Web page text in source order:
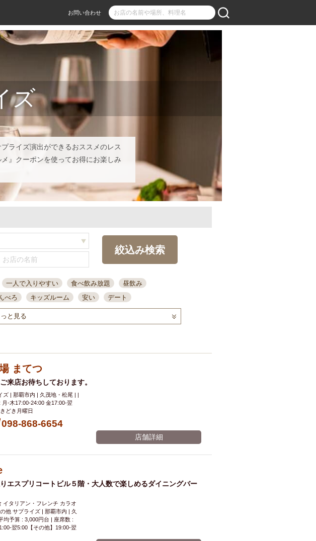
お問い合わせ
ズ
ライズ演出ができるおススメのレス
』クーポンを使ってお得にお楽しみ
絞込み検索
一人で入りやすい 食べ飲み放題
昼飲み
べろ キッズルーム 安い
デート
大人数
ンスタ映え 座敷席 記念日 泡盛
喫煙可
ワー 観光客に人気 大部屋30名
カウンター
合コン オリオンドラフト
ール ウィスキー テレビ
司 クリスマス 和食
辺 沖縄料理
演奏 気軽に一杯
景・景色◎
チーズ 天ぷら ラーメン
時間無制飲み放題
女性専用トイレあり
炭火焼 ペイディ（給料日）
と見る
まてつ
来店お待ちしております。
ズ | 那覇市内 | 久茂地・松尾 | |
-木17:00-24:00 金17:00-翌
どき月曜日
098-868-6654
店舗詳細
スプリコートビル５階・大人数で楽しめるダイニングバー
イタリアン・フレンチ カラオ
他 サプライズ | 那覇市内 | 久
均予算 : 3,000円台 | 座席数 :
翌5:00【その他】19:00-翌